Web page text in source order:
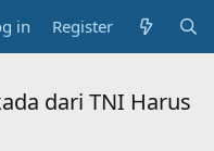
in Register
dari TNI Harus